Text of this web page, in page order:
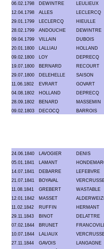
06.02.1798
DEWINTRE LEULIEUX
12.04.1798
ALLES LECLERCQ
29.01.1799
LECLERCQ HIEULLE
28.02.1799
ANDOUCHE DEWINTRE
09.04.1799
VILLAIN DUBOIS
20.01.1800
LALLIAU HOLLAND
09.02.1800
LOY DEPRECQ
19.07.1800
BERNARD RECOURT
29.07.1800
DELEHELLE SAISON
11.06.1802
EVRART GOVART
04.08.1802
HOLLAND DEPRECQ
28.09.1802
BENARD MASSEMIN
09.02.1803
DECOCQ BARROIS
24.06.1840 LAVOGIER DENIS
05.01.1841
LAMANT
14.07.1841
DEBARRE LEFEBVRE
21.07.1841
BOYAVAL
11.08.1841
GREBERT WASTABLE
12.01.1842
MASSET
11.02.1842
RUFFIN HERMANT
29.11.1843
BINOT DELATTRE
07.02.1844
BRUNET
10.07.1844
LALIAUX
27.11.1844
GAVOIS LANGAGNE